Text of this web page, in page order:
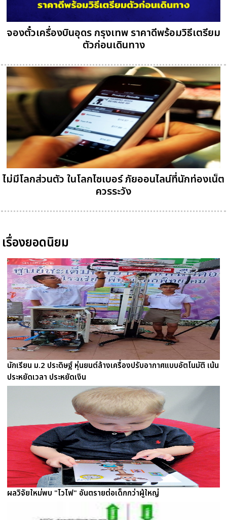
จองตั๋วเครื่องบินอุดร กรุงเทพ ราคาดีพร้อมวิธีเตรียม
ตัวก่อนเดินทาง
ไม่มีโลกส่วนตัว ในโลกไซเบอร์ ภัยออนไลน์ที่นักท่องเน็ต
ควรระวัง
เรื่องยอดนิยม
นักเรียน ม.2 ประดิษฐ์ หุ่นยนต์ล้างเครื่องปรับอากาศแบบอัตโนมัติ เน้น
ประหยัดเวลา ประหยัดเงิน
ผลวิจัยใหม่พบ "ไวไฟ" อันตรายต่อเด็กกว่าผู้ใหญ่